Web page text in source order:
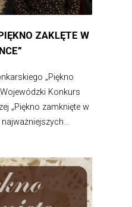
ZAKLĘTE W
„Piękno
Konkurs
„Piękno zamknięte w